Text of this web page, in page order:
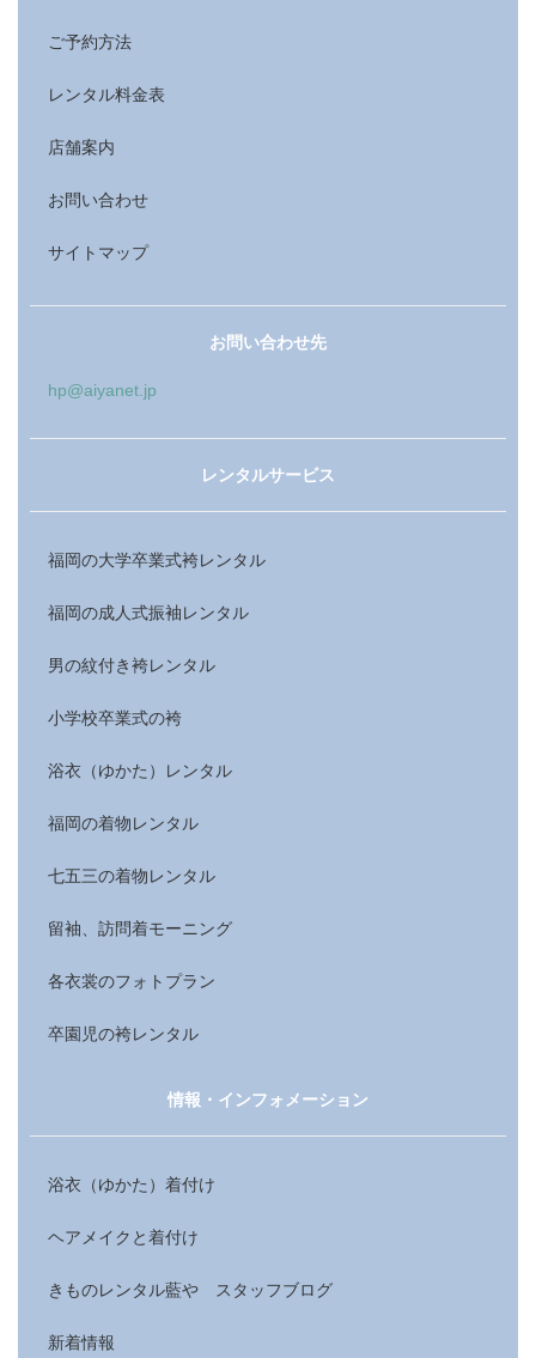
ご予約方法
レンタル料金表
店舗案内
お問い合わせ
サイトマップ
お問い合わせ先
hp@aiyanet.jp
レンタルサービス
福岡の大学卒業式袴レンタル
福岡の成人式振袖レンタル
男の紋付き袴レンタル
小学校卒業式の袴
浴衣（ゆかた）レンタル
福岡の着物レンタル
七五三の着物レンタル
留袖、訪問着モーニング
各衣裳のフォトプラン
卒園児の袴レンタル
情報・インフォメーション
浴衣（ゆかた）着付け
ヘアメイクと着付け
きものレンタル藍や スタッフブログ
新着情報